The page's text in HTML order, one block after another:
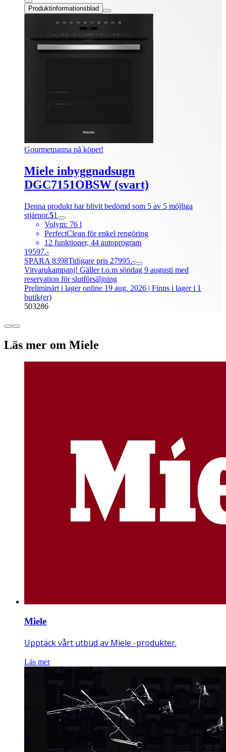
Produktinformationsblad
Gourmetpanna på köpet!
Miele inbyggnadsugn
DGC7151OBSW (svart)
Denna produkt har blivit bedömd som 5 av 5 möjliga
stjärnor.51
Volym: 76 l
PerfectClean för enkel rengöring
12 funktioner, 44 autoprogram
19597.-
SPARA 8398Tidigare pris 27995.-
Vitvarukampanj! Gäller t.o.m söndag 9 augusti med
reservation för slutförsäljning
Preliminärt i lager online 19 aug. 2026 | Finns i lager i 1
butik(er)
503286
Läs mer om Miele
Miele
Upptäck vårt utbud av Miele -produkter.
Läs mer